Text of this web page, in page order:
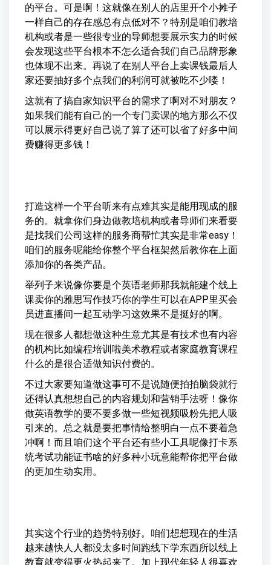
的平台。可是啊！这就像在别人的店里开个小摊子
一样自己的存在感总有点低对不？特别是咱们教培
机构或者是一些很专业的导师想要展示实力的时候
会发现这些平台根本不怎么适合我们自己品牌形象
也体现不出来。再说了在别人平台上卖课钱最后人
家还要抽好多个点我们的利润可就被吃不少喽！
这就有了搞自家知识平台的需求了啊对不对朋友？
如果我们能有自己的一个专门卖课的地方那么不仅
可以展示得更好自己说了算了还可以省了好多中间
费赚得更多钱！
打造这样一个平台听来有点难其实是能用现成的服
务的。就拿你们身边做教培机构或者导师们来看要
是找我们公司这样的服务商帮忙其实是非常easy！
咱们的服务呢能给你整个平台框架然后教你在上面
添加你的各类产品。
举列子来说像你要是个英语老师那我就能建个线上
课卖你的雅思写作技巧你的学生可以在APP里买会
员进直播间一起互动学习这效果不是挺好的啊。
现在很多人都想做这种生意尤其是有技术也有内容
的机构比如编程培训啦美术教程或者家庭教育课程
什么的是很合适做知识付费的。
不过大家要知道做这事可不是说随便拍拍脑袋就行
还得认真想想自己的内容规划和营销手法呀！像你
做英语教学的要不要多做一些短视频吸粉先把人吸
引来的。总之就是要把事情给整明白一点不要着急
冲啊！而且咱们这个平台还有些小工具呢像打卡系
统考试功能证书啥的好多种小玩意能帮你把平台做
的更加生动实用。
其实这个行业的趋势特别好。咱们想想现在的生活
越来越快人人都没太多时间跑线下学东西所以线上
教育就变得更火热起来了。加上现代年轻人很喜欢